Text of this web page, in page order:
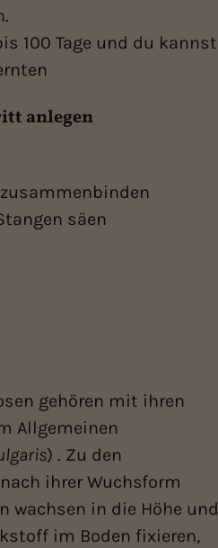
100 Tage und du kannst
anlegen
säen
gehören mit ihren
Allgemeinen
) . Zu den
ihrer Wuchsform
wachsen in die Höhe und
im Boden fixieren,